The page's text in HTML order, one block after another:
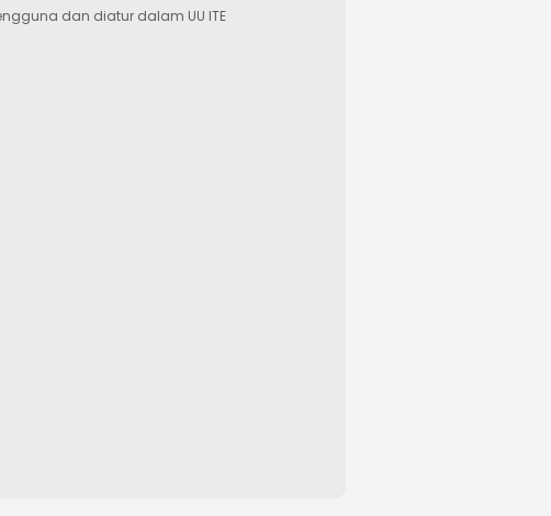
dan diatur dalam UU ITE